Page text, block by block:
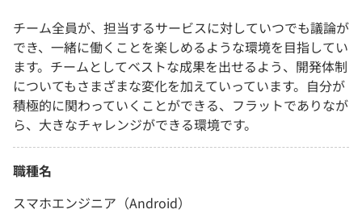
チーム全員が、担当するサービスに対していつでも議論が
でき、一緒に働くことを楽しめるような環境を目指してい
ます。チームとしてベストな成果を出せるよう、開発体制
についてもさまざまな変化を加えていっています。自分が
積極的に関わっていくことができる、フラットでありなが
ら、大きなチャレンジができる環境です。
職種名
スマホエンジニア（Android）